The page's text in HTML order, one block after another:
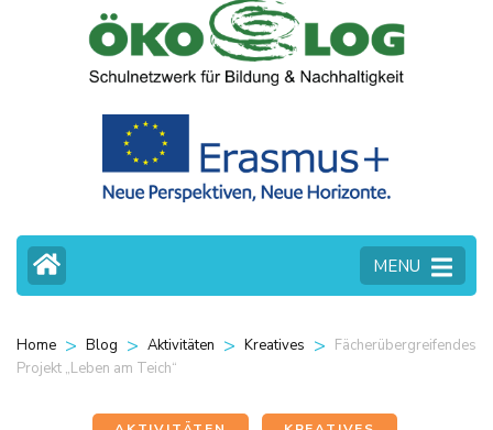
MENU
Home > Blog > Aktivitäten > Kreatives > Fächerübergreifendes
Projekt „Leben am Teich“